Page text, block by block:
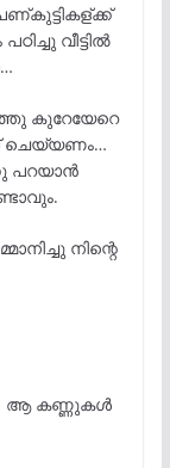
വീട്ടിൽ
കുറേയേറെ
ചെയ്യണം…
പറയാൻ
നിന്റെ
ആ കണ്ണുകൾ